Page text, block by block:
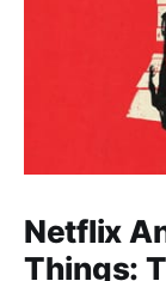
Netflix
Things: